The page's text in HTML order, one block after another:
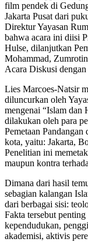
film pendek di
Jakarta Pusat dari
Direktur Yayasan
bahwa acara ini diisi
Hulse, dilanjutkan
Mohammad,
Acara Diskusi
Lies Marcoes-Natsir
diluncurkan oleh
mengenai “Islam dan
dilakukan oleh para
Pemetaan
kota, yaitu: Jakarta,
Penelitian ini
maupun kontra
Dimana dari hasil
sebagian kalangan
dari berbagai sisi:
Fakta tersebut
kependudukan,
akademisi, aktivis